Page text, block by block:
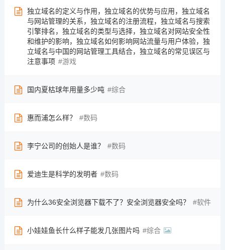
独立域名的定义与作用，独立域名的优势与应用，独立域名
与网站管理的关系，独立域名的注册流程，独立域名与搜索
引擎排名，独立域名的类型与选择，独立域名对网站安全性
和维护的影响，独立域名如何影响网站流量与用户体验，独
立域名与中国的网站管理工具结合，独立域名的常见误区与
注意事项
游戏
国内夏枯球年用量多少吨 综合
惠而浦怎么样？ 数码
李宁公司的创始人是谁？ 数码
爱迪生是科学的发明者 数码
为什么36安全浏览器下载不了？安全浏览器安全吗？ 软件
小娃娃鱼长什么样子能发几张图片吗 综合